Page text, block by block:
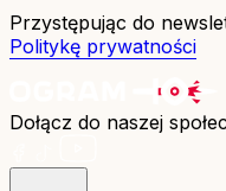
Przystępując do
Politykę prywatności
Dołącz do naszej